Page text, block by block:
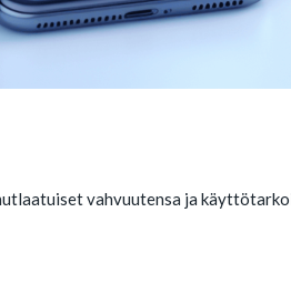
vahvuutensa ja